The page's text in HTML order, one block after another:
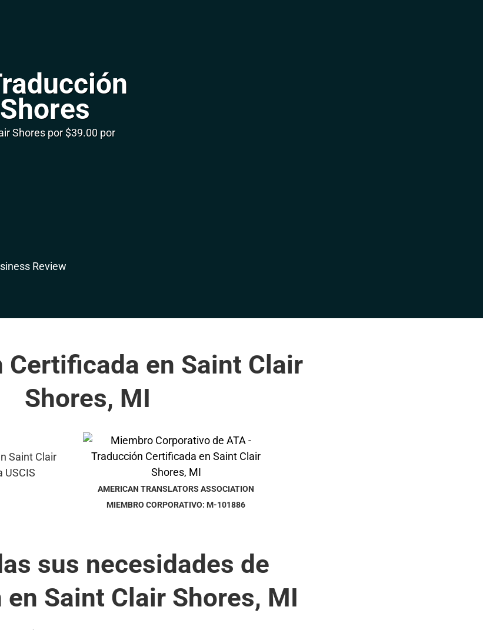
Shores por $39.00 por
Certificada en Saint Clair
Shores, MI
AMERICAN TRANSLATORS ASSOCIATION
MIEMBRO CORPORATIVO: M-101886
sus necesidades de
Saint Clair Shores, MI